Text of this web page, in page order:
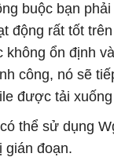
buộc bạn
động rất tốt
không ổn định
công, nó sẽ
được tải
thể sử dụng
gián đoạn.